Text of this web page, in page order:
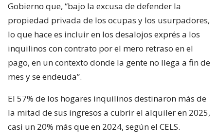
Gobierno que, “bajo la excusa de defender la
propiedad privada de los ocupas y los usurpadores,
lo que hace es incluir en los desalojos exprés a los
inquilinos con contrato por el mero retraso en el
pago, en un contexto donde la gente no llega a fin de
mes y se endeuda”.
El 57% de los hogares inquilinos destinaron más de
la mitad de sus ingresos a cubrir el alquiler en 2025,
casi un 20% más que en 2024, según el CELS.